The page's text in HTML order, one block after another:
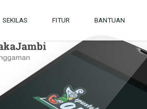
SEKILAS FITUR BANTUAN